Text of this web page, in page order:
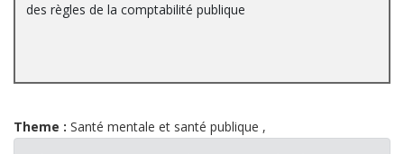
des règles de la comptabilité publique
Theme : Santé mentale et santé publique ,